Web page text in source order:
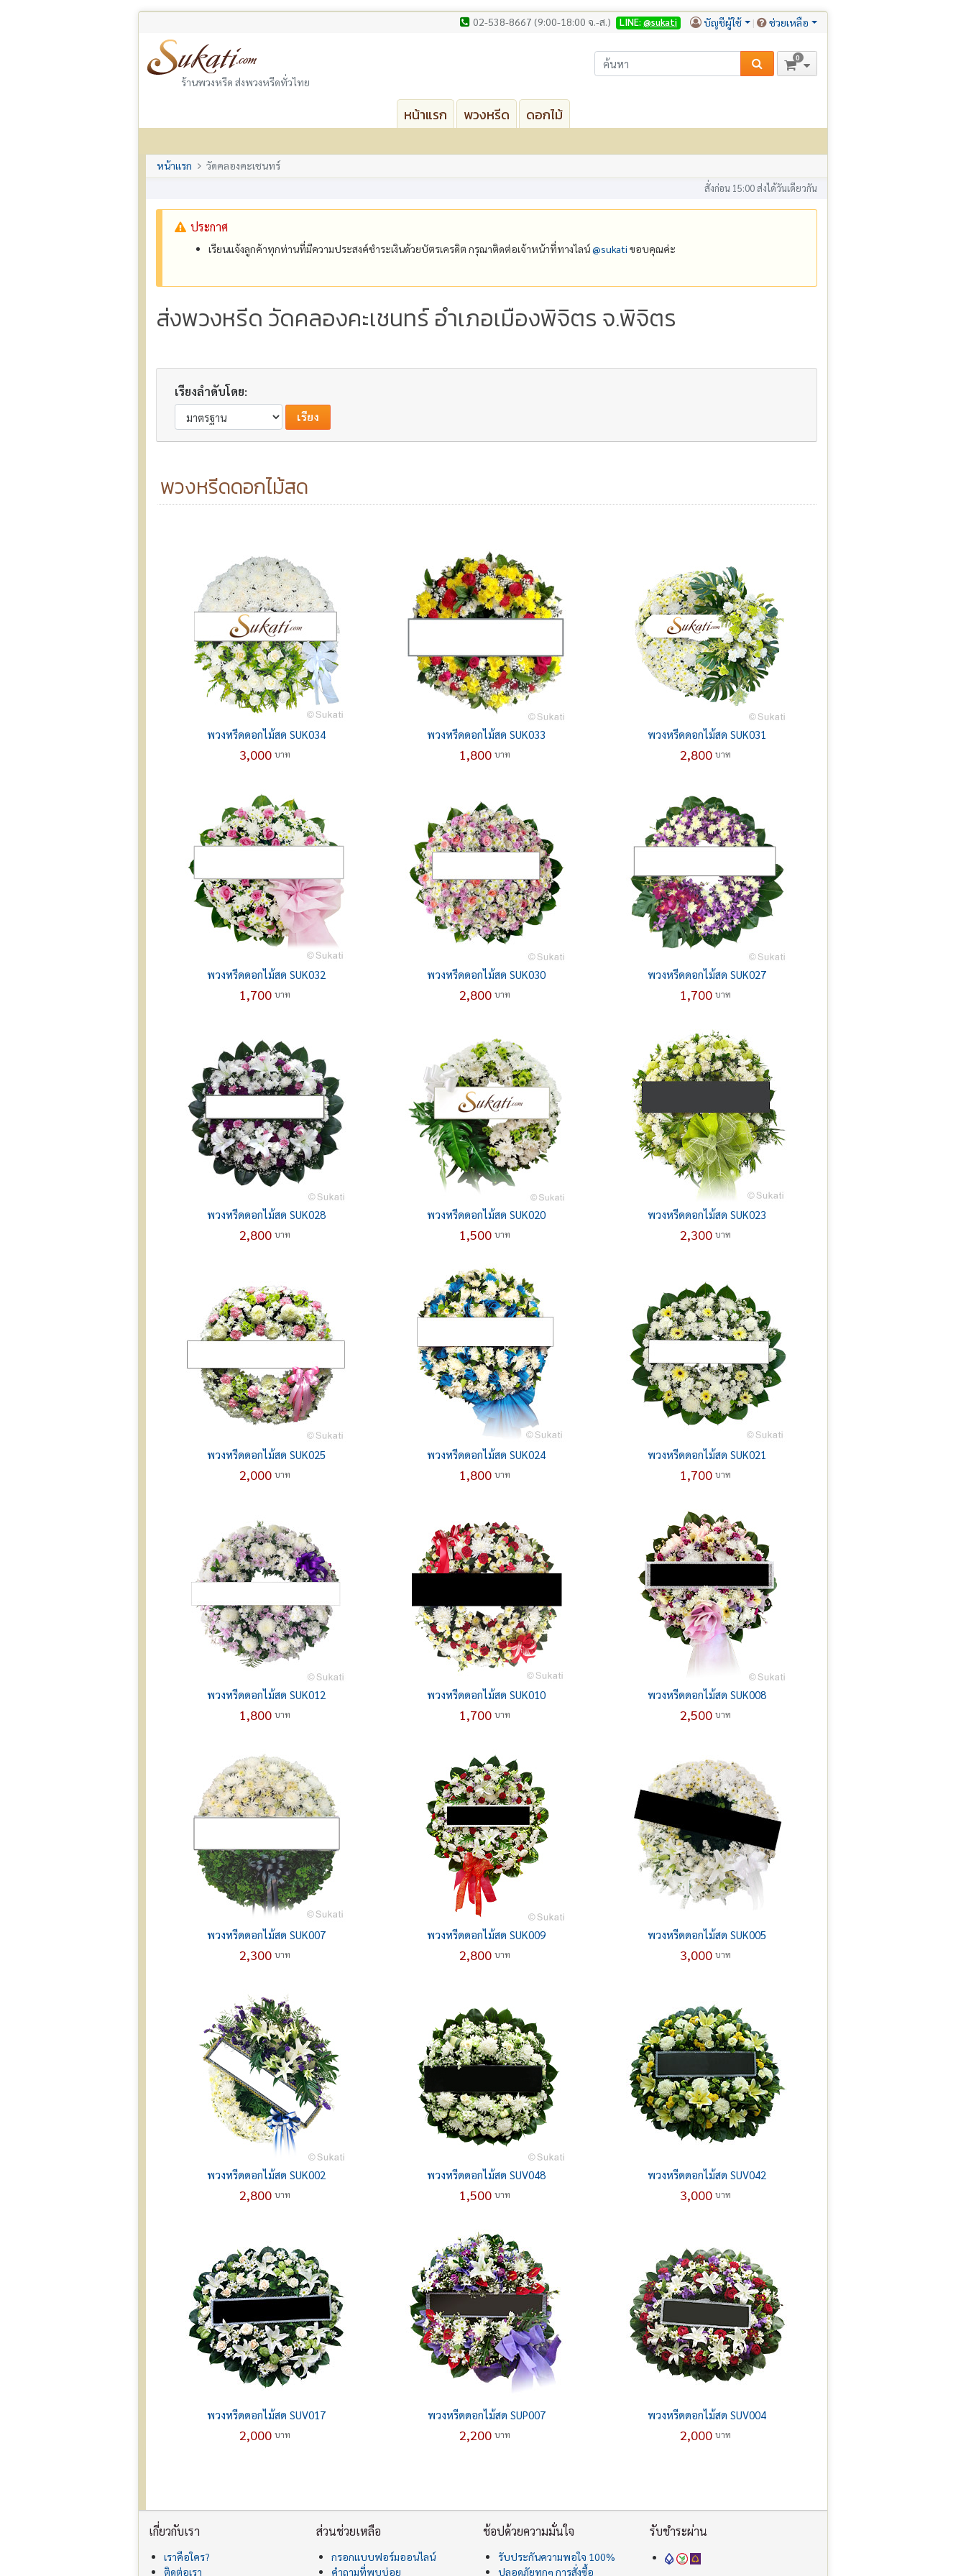
02-538-8667 (9:00-18:00 จ.-ส.) LINE:@sukati บัญชีผู้ใช้ ช่วยเหลือ
ร้านพวงหรีด ส่งพวงหรีดทั่วไทย
0
หน้าแรก พวงหรีด ดอกไม้
หน้าแรก วัดคลองคะเชนทร์
สั่งก่อน 15:00 ส่งได้วันเดียวกัน
ประกาศ
เรียนแจ้งลูกค้าทุกท่านที่มีความประสงค์ชำระเงินด้วยบัตรเครดิต กรุณาติดต่อเจ้าหน้าที่ทางไลน์@‌sukati ขอบคุณค่ะ
ส่งพวงหรีด วัดคลองคะเชนทร์ อำเภอเมืองพิจิตร จ.พิจิตร
เรียงลำดับโดย:
พวงหรีดดอกไม้สด
พวงหรีดดอกไม้สด SUK034
3,000 บาท
พวงหรีดดอกไม้สด SUK033
1,800บาท
พวงหรีดดอกไม้สด SUK031
2,800บาท
พวงหรีดดอกไม้สด SUK032
1,700 บาท
พวงหรีดดอกไม้สด SUK030
2,800บาท
พวงหรีดดอกไม้สด SUK027
1,700บาท
พวงหรีดดอกไม้สด SUK028
2,800 บาท
พวงหรีดดอกไม้สด SUK020
1,500บาท
พวงหรีดดอกไม้สด SUK023
2,300บาท
พวงหรีดดอกไม้สด SUK025
2,000 บาท
พวงหรีดดอกไม้สด SUK024
1,800บาท
พวงหรีดดอกไม้สด SUK021
1,700บาท
พวงหรีดดอกไม้สด SUK012
1,800 บาท
พวงหรีดดอกไม้สด SUK010
1,700บาท
พวงหรีดดอกไม้สด SUK008
2,500บาท
พวงหรีดดอกไม้สด SUK007
2,300 บาท
พวงหรีดดอกไม้สด SUK009
2,800บาท
พวงหรีดดอกไม้สด SUK005
3,000บาท
พวงหรีดดอกไม้สด SUK002
2,800 บาท
พวงหรีดดอกไม้สด SUV048
1,500บาท
พวงหรีดดอกไม้สด SUV042
3,000บาท
พวงหรีดดอกไม้สด SUV017
2,000 บาท
พวงหรีดดอกไม้สด SUP007
2,200บาท
พวงหรีดดอกไม้สด SUV004
2,000บาท
เกี่ยวกับเรา
เราคือใคร?
ติดต่อเรา
ส่วนช่วยเหลือ
กรอกแบบฟอร์มออนไลน์
คำถามที่พบบ่อย
ช้อปด้วยความมั่นใจ
รับประกันความพอใจ 100%
ปลอดภัยทุกๆ การสั่งซื้อ
รับชำระผ่าน